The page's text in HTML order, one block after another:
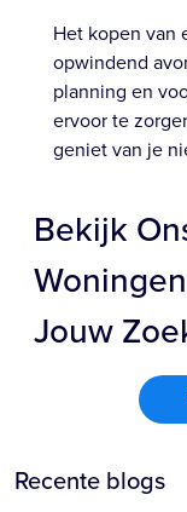
Het kopen van
opwindend
planning en
ervoor te
geniet van je
Bekijk
Jouw
Recente blogs